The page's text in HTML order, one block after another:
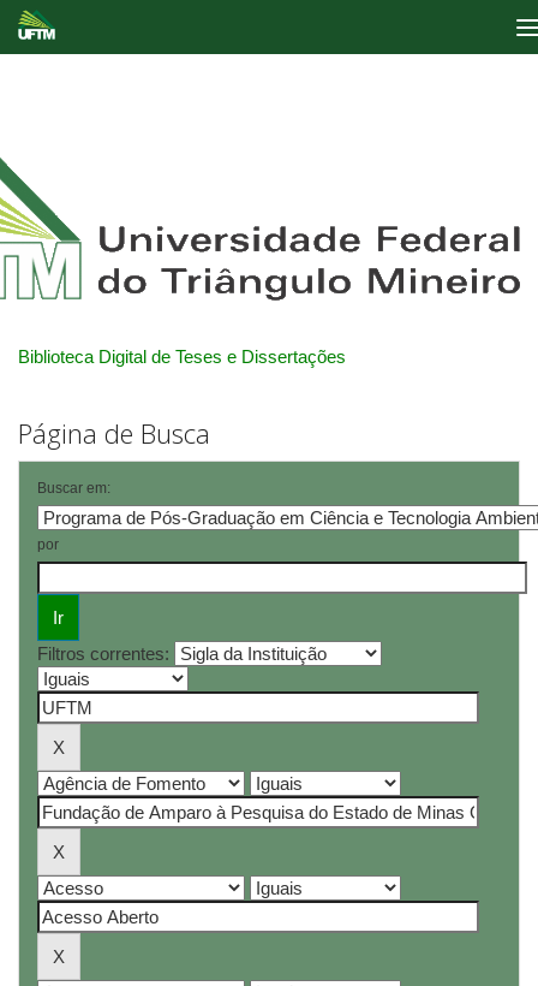
Biblioteca Digital de Teses e Dissertações
Página de Busca
Buscar em:
por
Filtros correntes: